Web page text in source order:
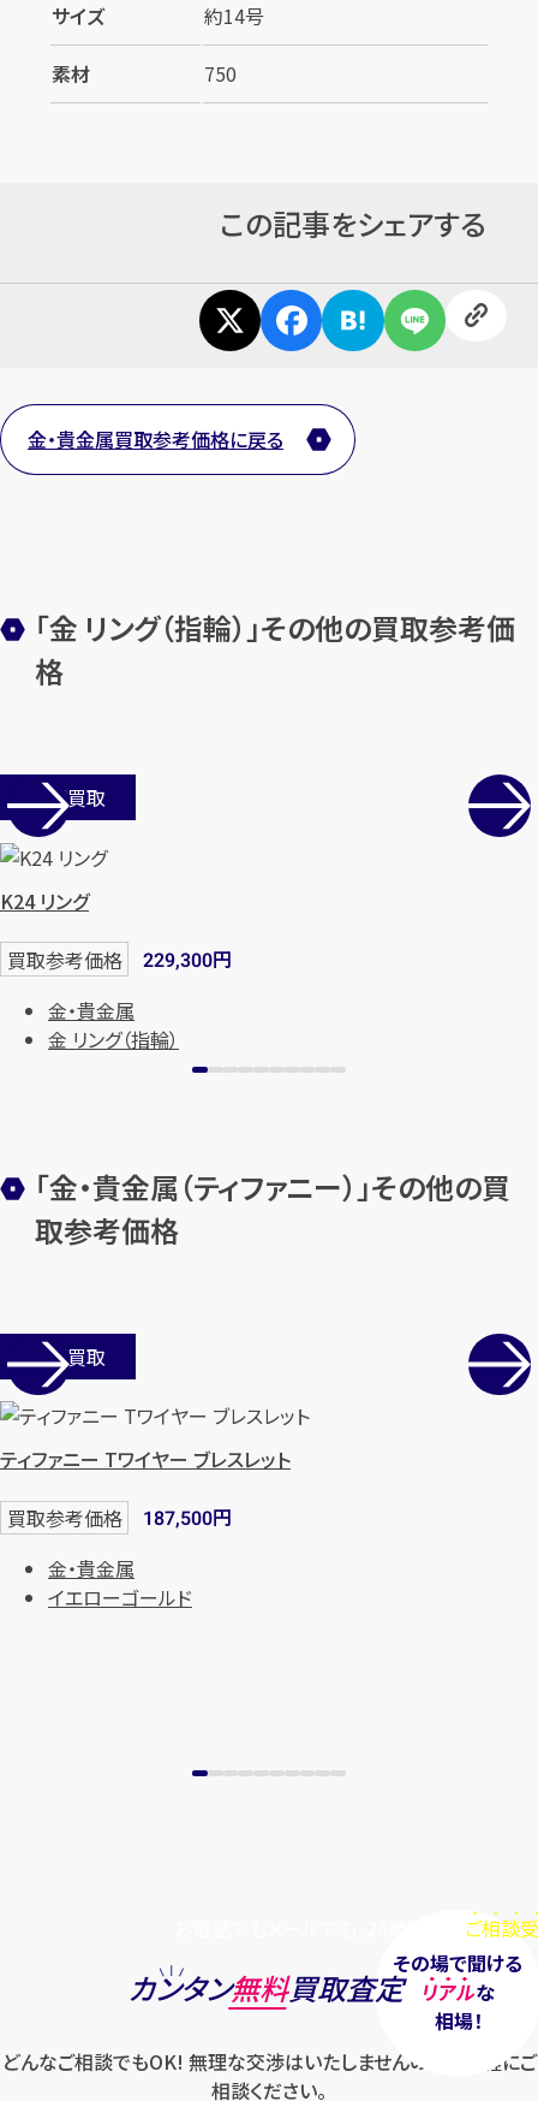
最短1 分！今すぐ査定金額をお伝えいた
します
まずは
メールで無料相談する
サイズ
約14号
素材
750
この記事をシェアする
金・貴金属買取参考価格に戻る
「金 リング（指輪）」その他の買取参考価
格
店舗買取
K24 リング
買取参考価格 229,300円
金・貴金属
金 リング（指輪）
「金・貴金属（ティファニー）」その他の買
取参考価格
店舗買取
ティファニー Tワイヤー ブレスレット
買取参考価格 187,500円
金・貴金属
イエローゴールド
ご相談
その場で聞ける
リアルな
相場！
カンタン無料買取査定
どんなご相談でもOK! 無理な交渉はいたしませんのでお気軽にご
相談ください。